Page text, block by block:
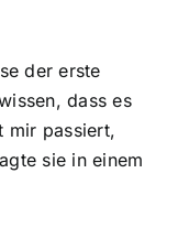
der erste
dass es
mir passiert,
sie in einem